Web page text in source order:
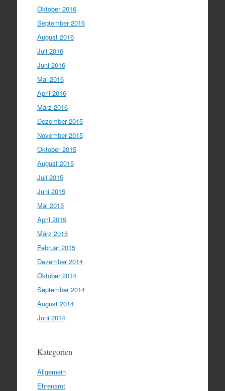
Oktober 2016
September 2016
August 2016
Juli 2016
Juni 2016
Mai 2016
April 2016
März 2016
Dezember 2015
November 2015
Oktober 2015
August 2015
Juli 2015
Juni 2015
Mai 2015
April 2015
März 2015
Februar 2015
Dezember 2014
Oktober 2014
September 2014
August 2014
Juni 2014
Kategorien
Allgemein
Ehrenamt